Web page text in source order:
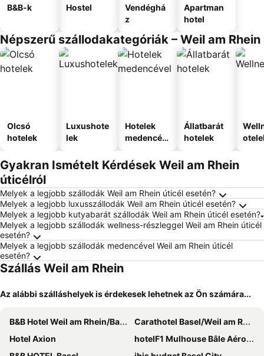
B&B-k Hostel
Vendéghá
z
Apartman
hotel
Népszerű szállodakategóriák – Weil am Rhein
Olcsó
hotelek
Luxushote
lek
Hotelek
medencév
Állatbarát
hotelek
Gyakran Ismételt Kérdések Weil am Rhein
úticélról
Melyek a legjobb szállodák Weil am Rhein úticél esetén?
Melyek a legjobb luxusszállodák Weil am Rhein úticél esetén?
Melyek a legjobb kutyabarát szállodák Weil am Rhein úticél esetén?
Melyek a legjobb szállodák wellness-részleggel Weil am Rhein úticél
esetén?
Melyek a legjobb szállodák medencével Weil am Rhein úticél
esetén?
Szállás Weil am Rhein
Az alábbi szálláshelyek is érdekesek lehetnek az Ön számára...
B&B Hotel Weil am Rhein/Basel
Carathotel Basel/Weil am Rhein
Hotel Axion
hotelF1 Mulhouse Bâle Aéroport